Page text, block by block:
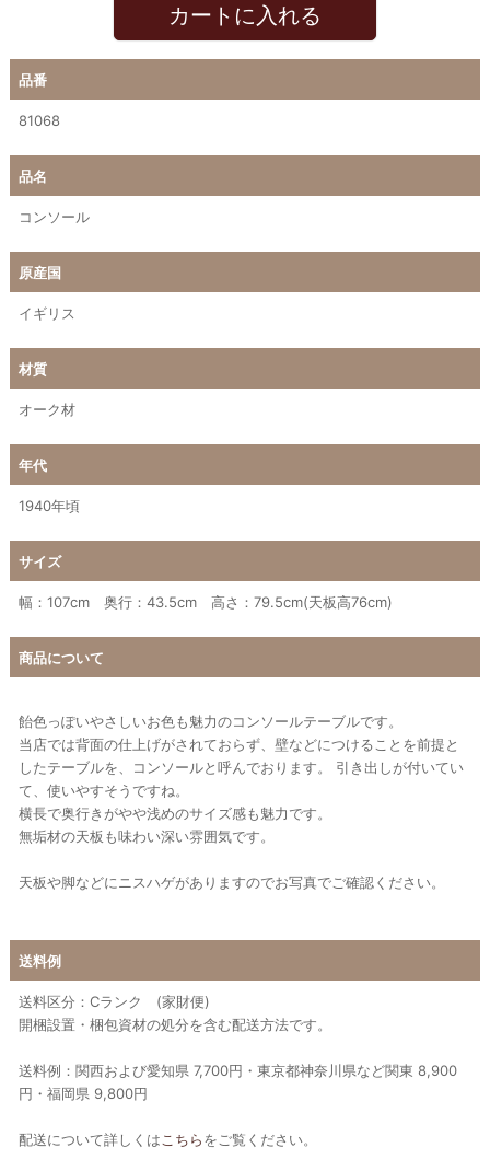
カートに入れる
品番
81068
品名
コンソール
原産国
イギリス
材質
オーク材
年代
1940年頃
サイズ
幅：107cm 奥行：43.5cm 高さ：79.5cm(天板高76cm)
商品について
飴色っぽいやさしいお色も魅力のコンソールテーブルです。
当店では背面の仕上げがされておらず、壁などにつけることを前提と
したテーブルを、コンソールと呼んでおります。 引き出しが付いてい
て、使いやすそうですね。
横長で奥行きがやや浅めのサイズ感も魅力です。
無垢材の天板も味わい深い雰囲気です。
天板や脚などにニスハゲがありますのでお写真でご確認ください。
送料例
送料区分：Cランク (家財便)
開梱設置・梱包資材の処分を含む配送方法です。
送料例：関西および愛知県 7,700円・東京都神奈川県など関東 8,900
円・福岡県 9,800円
配送について詳しくは こちらをご覧ください。